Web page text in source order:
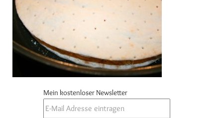
Mein kostenloser Newsletter